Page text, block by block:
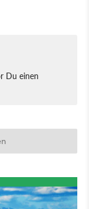
Du einen